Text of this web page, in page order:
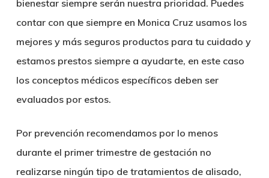
bienestar siempre serán nuestra prioridad. Puedes
contar con que siempre en Monica Cruz usamos los
mejores y más seguros productos para tu cuidado y
estamos prestos siempre a ayudarte, en este caso
los conceptos médicos específicos deben ser
evaluados por estos.
Por prevención recomendamos por lo menos
durante el primer trimestre de gestación no
realizarse ningún tipo de tratamientos de alisado,